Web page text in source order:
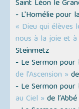
Saint Léon le
- L'Homélie pour
« Dieu qui élèves
nous à la joie et à
Steinmetz
- Le Sermon pour
de l’Ascension »
- Le Sermon pour
au Ciel » de